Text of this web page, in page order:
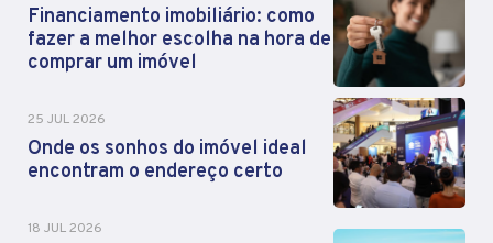
Financiamento imobiliário: como
fazer a melhor escolha na hora de
comprar um imóvel
25 JUL 2026
Onde os sonhos do imóvel ideal
encontram o endereço certo
18 JUL 2026